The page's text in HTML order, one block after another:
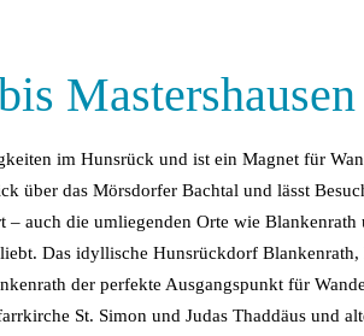
Mastershausen
im Hunsrück und ist ein Magnet für
über das Mörsdorfer Bachtal und lässt
auch die umliegenden Orte wie Blankenrath
Das idyllische Hunsrückdorf
der perfekte Ausgangspunkt für
St. Simon und Judas Thaddäus und